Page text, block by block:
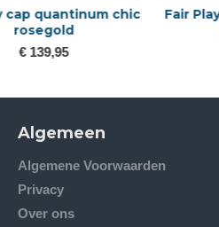
Fair Play ceramic sjabrak
Quartz
Algemeen
Algemene Voorwaarden
Privacy
Over ons